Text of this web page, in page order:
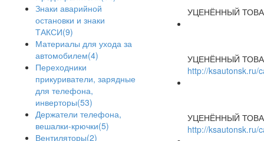
Знаки аварийной
остановки и знаки
ТАКСИ(9)
Материалы для ухода за
автомобилем(4)
Переходники
прикуриватели, зарядные
для телефона,
инверторы(53)
Держатели телефона,
вешалки-крючки(5)
Вентиляторы(2)
УЦЕНЁННЫЙ
УЦЕНЁННЫЙ
http://ksautonsk.ru/
УЦЕНЁННЫЙ
http://ksautonsk.ru/